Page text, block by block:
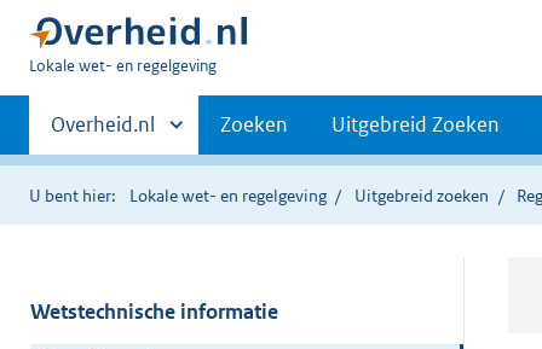
U
hier:
Lokale wet- en regelgeving
Primaire
navigatie
Andere
sites
binnen
Overheid.nl Zoeken Uitgebreid Zoeken
U bent hier: Lokale wet- en regelgeving Uitgebreid zoeken
Wetstechnische informatie